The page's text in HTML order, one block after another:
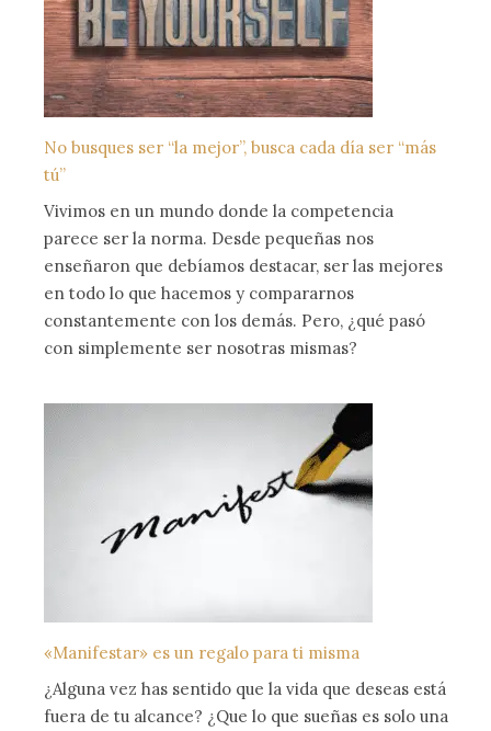
No busques ser “la mejor”, busca cada día ser “más
tú”
Vivimos en un mundo donde la competencia
parece ser la norma. Desde pequeñas nos
enseñaron que debíamos destacar, ser las mejores
en todo lo que hacemos y compararnos
constantemente con los demás. Pero, ¿qué pasó
con simplemente ser nosotras mismas?
«Manifestar» es un regalo para ti misma
¿Alguna vez has sentido que la vida que deseas está
fuera de tu alcance? ¿Que lo que sueñas es solo una